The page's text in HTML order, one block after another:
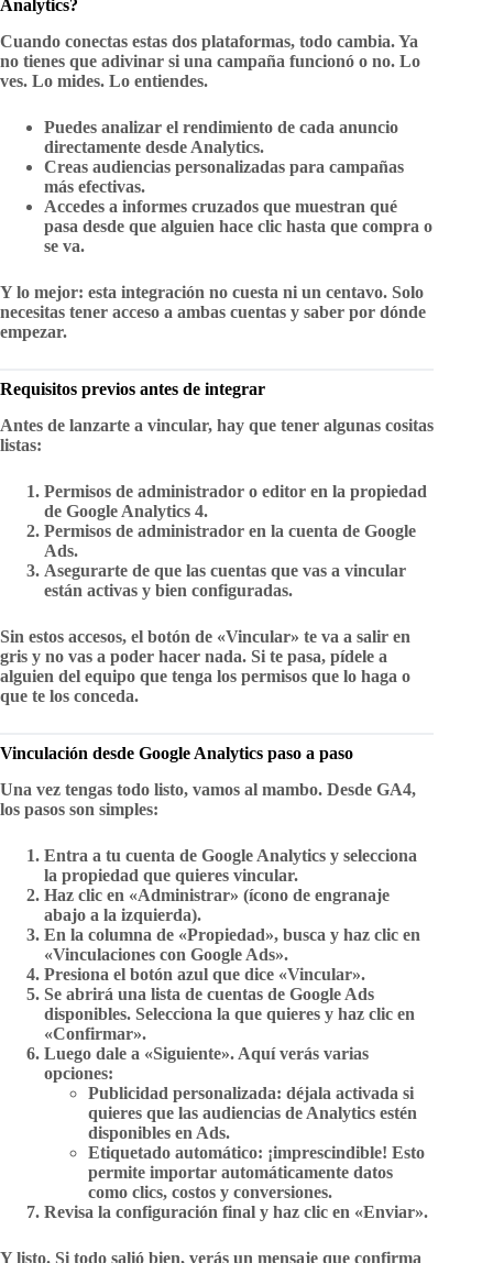
Analytics?
Cuando conectas estas dos plataformas, todo cambia. Ya
no tienes que adivinar si una campaña funcionó o no. Lo
ves. Lo mides. Lo entiendes.
Puedes analizar el rendimiento de cada anuncio
directamente desde Analytics.
Creas audiencias personalizadas para campañas
más efectivas.
Accedes a informes cruzados que muestran qué
pasa desde que alguien hace clic hasta que compra o
se va.
Y lo mejor: esta integración no cuesta ni un centavo. Solo
necesitas tener acceso a ambas cuentas y saber por dónde
empezar.
Requisitos previos antes de integrar
Antes de lanzarte a vincular, hay que tener algunas cositas
listas:
Permisos de administrador o editor en la propiedad
de Google Analytics 4.
Permisos de administrador en la cuenta de Google
Ads.
Asegurarte de que las cuentas que vas a vincular
están activas y bien configuradas.
Sin estos accesos, el botón de «Vincular» te va a salir en
gris y no vas a poder hacer nada. Si te pasa, pídele a
alguien del equipo que tenga los permisos que lo haga o
que te los conceda.
Vinculación desde Google Analytics paso a paso
Una vez tengas todo listo, vamos al mambo. Desde GA4,
los pasos son simples:
Entra a tu cuenta de Google Analytics y selecciona
la propiedad que quieres vincular.
Haz clic en «Administrar» (ícono de engranaje
abajo a la izquierda).
En la columna de «Propiedad», busca y haz clic en
«Vinculaciones con Google Ads».
Presiona el botón azul que dice «Vincular».
Se abrirá una lista de cuentas de Google Ads
disponibles. Selecciona la que quieres y haz clic en
«Confirmar».
Luego dale a «Siguiente». Aquí verás varias
opciones:
Publicidad personalizada: déjala activada si
quieres que las audiencias de Analytics estén
disponibles en Ads.
Etiquetado automático: ¡imprescindible! Esto
permite importar automáticamente datos
como clics, costos y conversiones.
Revisa la configuración final y haz clic en «Enviar».
Y listo. Si todo salió bien, verás un mensaje que confirma